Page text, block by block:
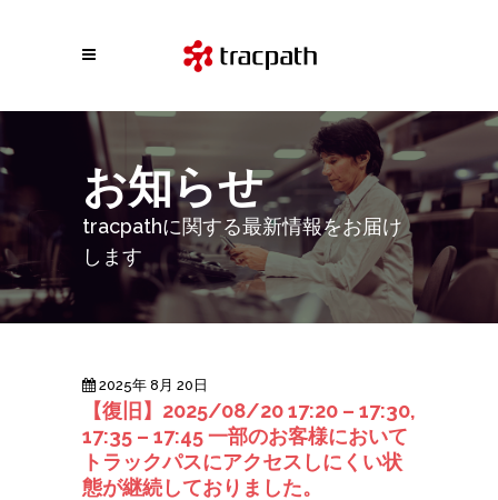
お知らせ
tracpathに関する最新情報をお届け
します
2025年 8月 20日
【復旧】2025/08/20 17:20 – 17:30,
17:35 – 17:45 一部のお客様において
トラックパスにアクセスしにくい状
態が継続しておりました。